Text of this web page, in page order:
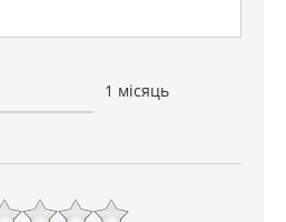
1 місяць